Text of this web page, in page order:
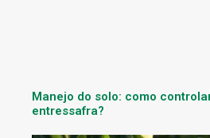
Manejo do solo: como
entressafra?